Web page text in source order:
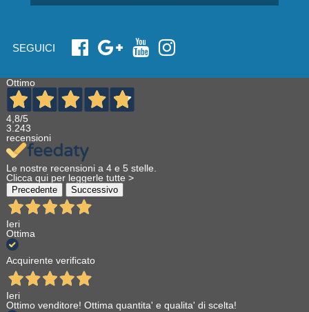
SEGUICI
Ottimo
4,8/5
3.243
recensioni
Le nostre recensioni a 4 e 5 stelle.
Clicca qui per leggerle tutte >
Precedente Successivo
Ieri
Ottima
Acquirente verificato
Ieri
Ottimo venditore! Ottima quantita' e qualita' di scelta!